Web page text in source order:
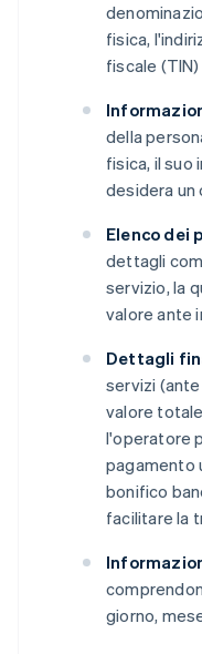
fisica,
fiscale
della
fisica, il suo
desidera
Elenco dei
dettagli
servizio, la
valore ante
Dettagli
servizi
valore
l'operatore
pagamento
bonifico
facilitare la
giorno,